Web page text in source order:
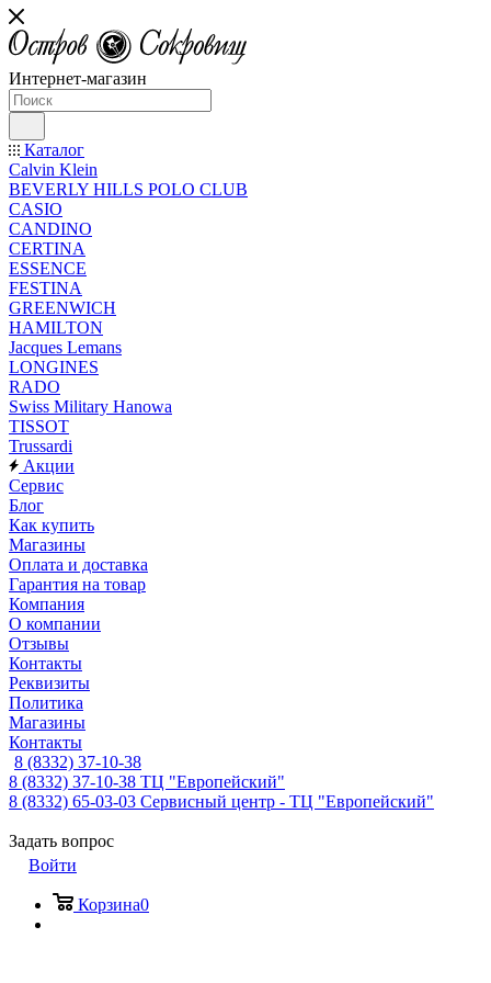
Интернет-магазин
Каталог
Calvin Klein
BEVERLY HILLS POLO CLUB
CASIO
CANDINO
CERTINA
ESSENCE
FESTINA
GREENWICH
HAMILTON
Jacques Lemans
LONGINES
RADO
Swiss Military Hanowa
TISSOT
Trussardi
Акции
Сервис
Блог
Как купить
Магазины
Оплата и доставка
Гарантия на товар
Компания
О компании
Отзывы
Контакты
Реквизиты
Политика
Магазины
Контакты
8 (8332) 37-10-38
8 (8332) 37-10-38 ТЦ "Европейский"
8 (8332) 65-03-03 Сервисный центр - ТЦ "Европейский"
Задать вопрос
Войти
Корзина0